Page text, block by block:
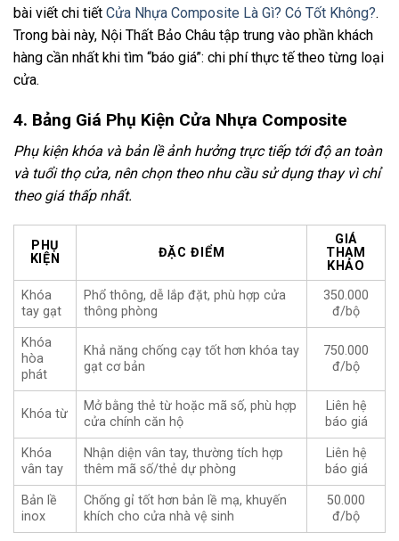
bài viết chi tiết Cửa Nhựa Composite Là Gì? Có Tốt Không?.
Trong bài này, Nội Thất Bảo Châu tập trung vào phần khách
hàng cần nhất khi tìm “báo giá”: chi phí thực tế theo từng loại
cửa.
4. Bảng Giá Phụ Kiện Cửa Nhựa Composite
Phụ kiện khóa và bản lề ảnh hưởng trực tiếp tới độ an toàn
và tuổi thọ cửa, nên chọn theo nhu cầu sử dụng thay vì chỉ
theo giá thấp nhất.
PHỤ
KIỆN
ĐẶC ĐIỂM
GIÁ
THAM
KHẢO
Khóa
tay gạt
Phổ thông, dễ lắp đặt, phù hợp cửa
thông phòng
350.000
đ/bộ
Khóa
hòa
phát
Khả năng chống cạy tốt hơn khóa tay
gạt cơ bản
750.000
đ/bộ
Khóa từ
Mở bằng thẻ từ hoặc mã số, phù hợp
cửa chính căn hộ
Liên hệ
báo giá
Khóa
vân tay
Nhận diện vân tay, thường tích hợp
thêm mã số/thẻ dự phòng
Liên hệ
báo giá
Bản lề
inox
Chống gỉ tốt hơn bản lề mạ, khuyến
khích cho cửa nhà vệ sinh
50.000
đ/bộ